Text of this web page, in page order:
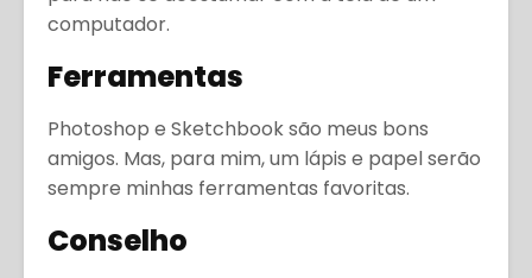
computador.
Ferramentas
Photoshop e Sketchbook são meus bons
amigos. Mas, para mim, um lápis e papel serão
sempre minhas ferramentas favoritas.
Conselho